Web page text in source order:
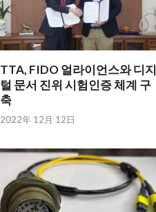
TTA, FIDO 얼라이언스와 디지
털 문서 진위 시험인증 체계 구
축
2022年 12月 12日